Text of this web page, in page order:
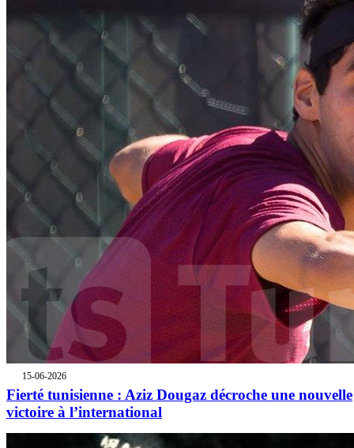
15-06-2026
Fierté tunisienne : Aziz Dougaz décroche une nouvelle
victoire à l’international